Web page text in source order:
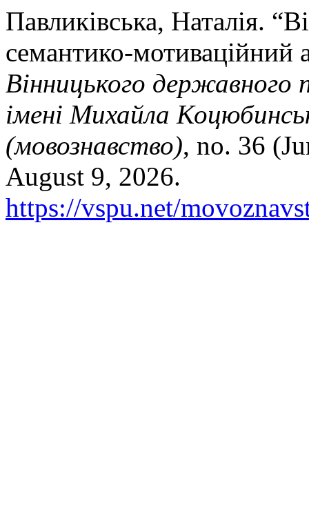
Павликівська, Наталія.
семантико-мотиваційний
Вінницького державного
імені Михайла
(мовознавство), no. 36
August 9, 2026.
https://vspu.net/